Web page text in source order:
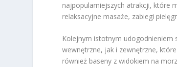
najpopularniejszych atrakcji, które
relaksacyjne masaże, zabiegi
Kolejnym istotnym udogodnieniem
wewnętrzne, jak i zewnętrzne,
również baseny z widokiem na